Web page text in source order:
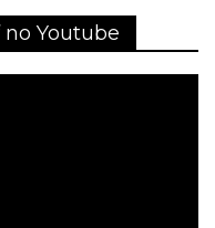
Youtube